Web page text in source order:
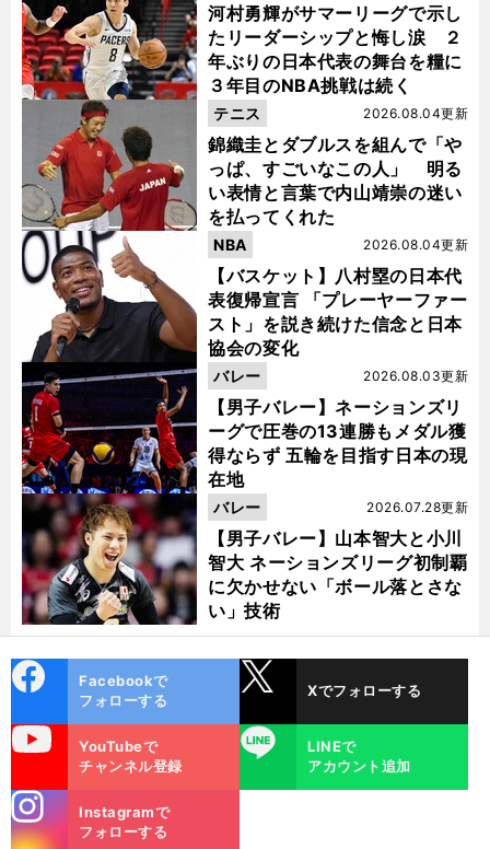
河村勇輝がサマーリーグで示し
たリーダーシップと悔し涙 ２
年ぶりの日本代表の舞台を糧に
３年目のNBA挑戦は続く
錦織圭とダブルスを組んで「や
っぱ、すごいなこの人」 明る
い表情と言葉で内山靖崇の迷い
を払ってくれた
2026.08.04更新
テニス
【バスケット】八村塁の日本代
表復帰宣言 「プレーヤーファー
スト」を説き続けた信念と日本
協会の変化
2026.08.04更新
NBA
【男子バレー】ネーションズリ
ーグで圧巻の13連勝もメダル獲
得ならず 五輪を目指す日本の現
在地
2026.08.03更新
バレー
【男子バレー】山本智大と小川
智大 ネーションズリーグ初制覇
に欠かせない「ボール落とさな
い」技術
2026.07.28更新
バレー
ok
Facebookで
フォローする
Xでフォローする
YouTubeで
チャンネル登録
LINE
LINEで
アカウント追加
m
Instagramで
フォローする